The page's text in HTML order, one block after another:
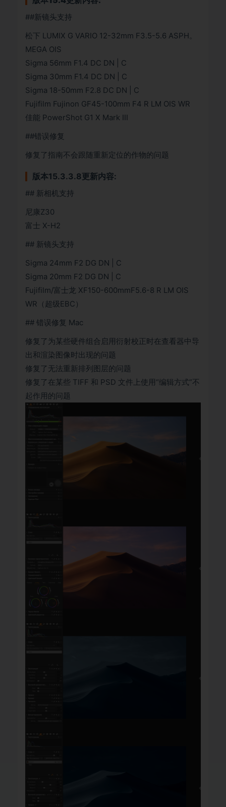
##新镜头支持
松下 LUMIX G VARIO 12-32mm F3.5-5.6 ASPH。
MEGA OIS
Sigma 56mm F1.4 DC DN | C
Sigma 30mm F1.4 DC DN | C
Sigma 18-50mm F2.8 DC DN | C
Fujifilm Fujinon GF45-100mm F4 R LM OIS WR
佳能 PowerShot G1 X Mark III
##错误修复
修复了指南不会跟随重新定位的作物的问题
版本15.3.3.8更新内容:
## 新相机支持
尼康Z30
富士 X-H2
## 新镜头支持
Sigma 24mm F2 DG DN | C
Sigma 20mm F2 DG DN | C
Fujifilm/富士龙 XF150-600mmF5.6-8 R LM OIS
WR（超级EBC）
## 错误修复 Mac
修复了为某些硬件组合启用衍射校正时在查看器中导
出和渲染图像时出现的问题
修复了无法重新排列图层的问题
修复了在某些 TIFF 和 PSD 文件上使用“编辑方式”不
起作用的问题